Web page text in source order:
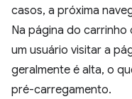
casos, a próxima
Na página do
um usuário visitar a
geralmente é alta, o
pré-carregamento.